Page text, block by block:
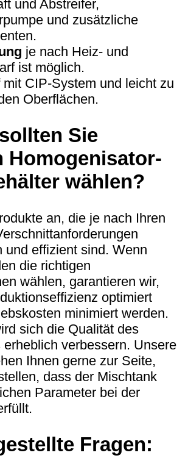
und Abstreifer,
und zusätzliche
je nach Heiz- und
ist möglich.
mit CIP-System und leicht zu
Oberflächen.
Sie
Homogenisator-
wählen?
an, die je nach Ihren
und effizient sind. Wenn
die richtigen
wählen, garantieren wir,
optimiert
minimiert werden.
sich die Qualität des
erheblich verbessern. Unsere
Ihnen gerne zur Seite,
dass der Mischtank
Parameter bei der
Fragen: